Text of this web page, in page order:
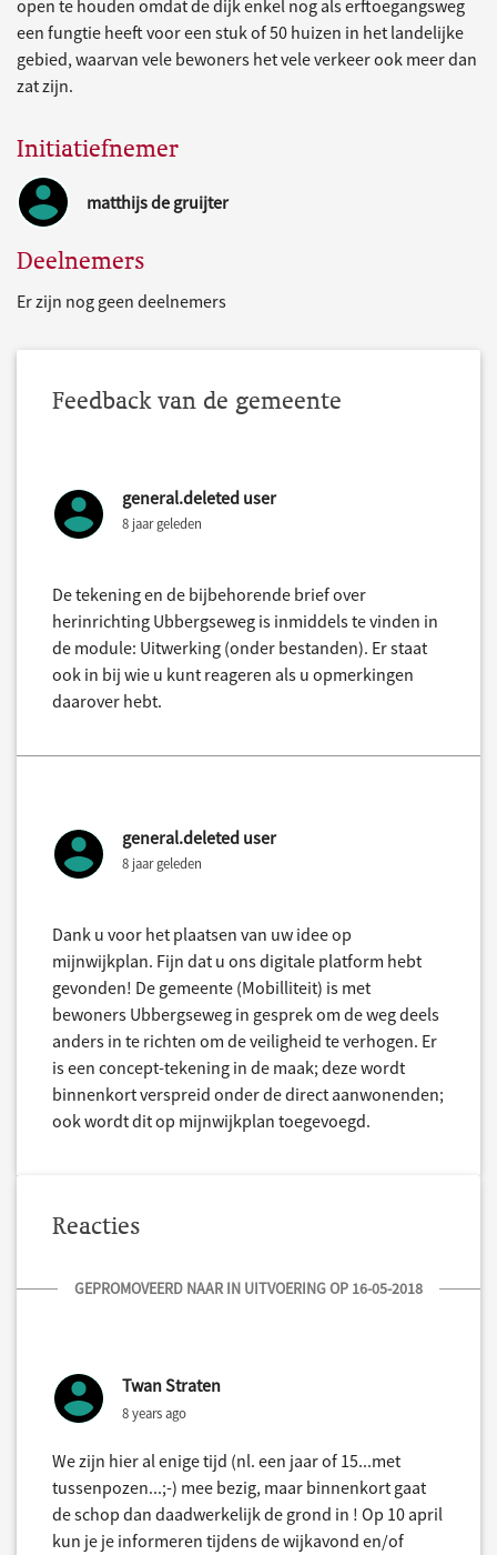
open te houden omdat de dijk enkel nog als erftoegangsweg
een fungtie heeft voor een stuk of 50 huizen in het landelijke
gebied, waarvan vele bewoners het vele verkeer ook meer dan
zat zijn.
Initiatiefnemer
matthijs de gruijter
Deelnemers
Er zijn nog geen deelnemers
Feedback van de gemeente
general.deleted user
8 jaar geleden
De tekening en de bijbehorende brief over
herinrichting Ubbergseweg is inmiddels te vinden in
de module: Uitwerking (onder bestanden). Er staat
ook in bij wie u kunt reageren als u opmerkingen
daarover hebt.
general.deleted user
8 jaar geleden
Dank u voor het plaatsen van uw idee op
mijnwijkplan. Fijn dat u ons digitale platform hebt
gevonden! De gemeente (Mobilliteit) is met
bewoners Ubbergseweg in gesprek om de weg deels
anders in te richten om de veiligheid te verhogen. Er
is een concept-tekening in de maak; deze wordt
binnenkort verspreid onder de direct aanwonenden;
ook wordt dit op mijnwijkplan toegevoegd.
Reacties
GEPROMOVEERD NAAR IN UITVOERING OP 16-05-2018
Twan Straten
8 years ago
We zijn hier al enige tijd (nl. een jaar of 15...met
tussenpozen...;-) mee bezig, maar binnenkort gaat
de schop dan daadwerkelijk de grond in ! Op 10 april
kun je je informeren tijdens de wijkavond en/of